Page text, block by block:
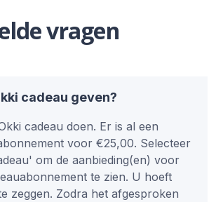
vragen
cadeau geven?
cadeau doen. Er is al een
voor €25,00. Selecteer
om de aanbieding(en) voor
te zien. U hoeft
zeggen. Zodra het afgesproken